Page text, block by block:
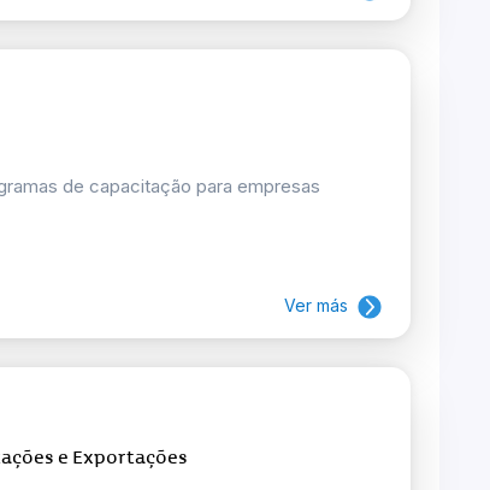
de capacitação para empresas
Ver más
e Exportações